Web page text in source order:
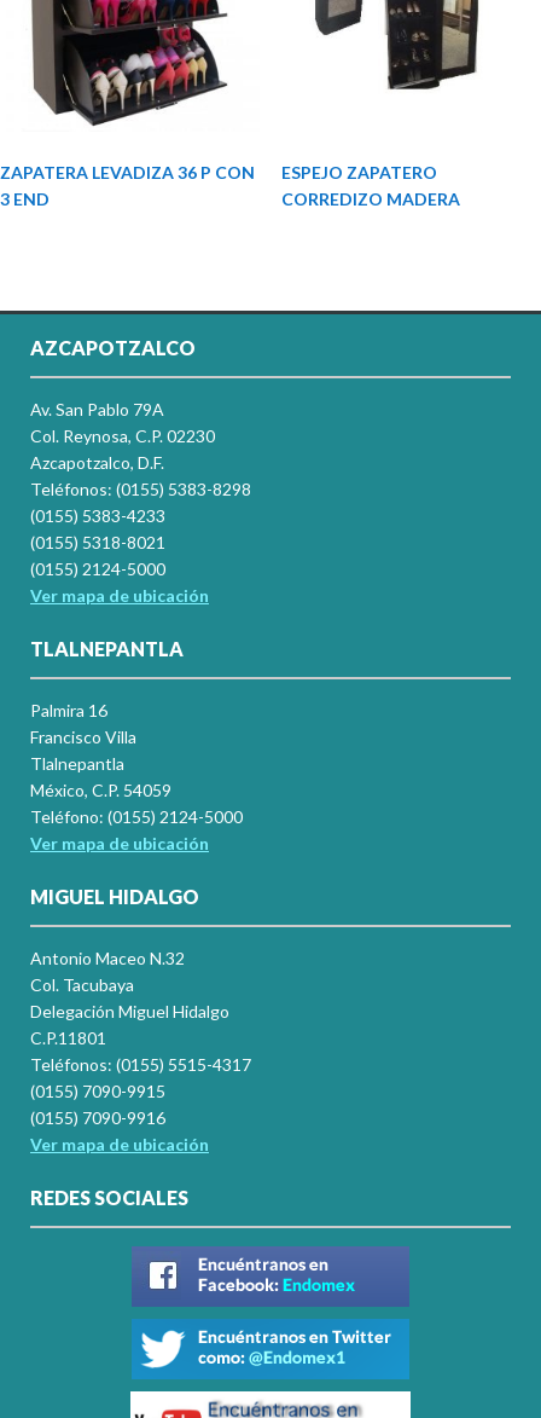
ZAPATERA LEVADIZA 36 P CON
3 END
ESPEJO ZAPATERO
CORREDIZO MADERA
AZCAPOTZALCO
Av. San Pablo 79A
Col. Reynosa, C.P. 02230
Azcapotzalco, D.F.
Teléfonos: (0155) 5383-8298
(0155) 5383-4233
(0155) 5318-8021
(0155) 2124-5000
Ver mapa de ubicación
TLALNEPANTLA
Palmira 16
Francisco Villa
Tlalnepantla
México, C.P. 54059
Teléfono: (0155) 2124-5000
Ver mapa de ubicación
MIGUEL HIDALGO
Antonio Maceo N.32
Col. Tacubaya
Delegación Miguel Hidalgo
C.P.11801
Teléfonos: (0155) 5515-4317
(0155) 7090-9915
(0155) 7090-9916
Ver mapa de ubicación
REDES SOCIALES